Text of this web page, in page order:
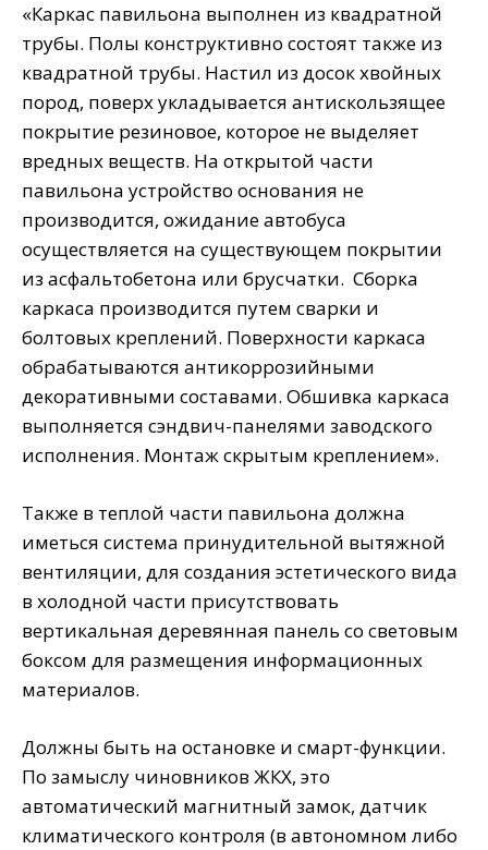
«Каркас павильона выполнен из квадратной
трубы. Полы конструктивно состоят также из
квадратной трубы. Настил из досок хвойных
пород, поверх укладывается антискользящее
покрытие резиновое, которое не выделяет
вредных веществ. На открытой части
павильона устройство основания не
производится, ожидание автобуса
осуществляется на существующем покрытии
из асфальтобетона или брусчатки. Сборка
каркаса производится путем сварки и
болтовых креплений. Поверхности каркаса
обрабатываются антикоррозийными
декоративными составами. Обшивка каркаса
выполняется сэндвич-панелями заводского
исполнения. Монтаж скрытым креплением».
Также в теплой части павильона должна
иметься система принудительной вытяжной
вентиляции, для создания эстетического вида
в холодной части присутствовать
вертикальная деревянная панель со световым
боксом для размещения информационных
материалов.
Должны быть на остановке и смарт-функции.
По замыслу чиновников ЖКХ, это
автоматический магнитный замок, датчик
климатического контроля (в автономном либо